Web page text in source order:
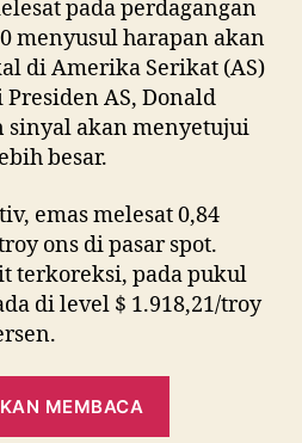
Emas
Melesat
ke
$1.922
pada perdagangan
menyusul harapan akan
di Amerika Serikat (AS)
AS, Donald
akan menyetujui
besar.
emas melesat 0,84
ons di pasar spot.
terkoreksi, pada pukul
di level $ 1.918,21/troy
MEMBACA